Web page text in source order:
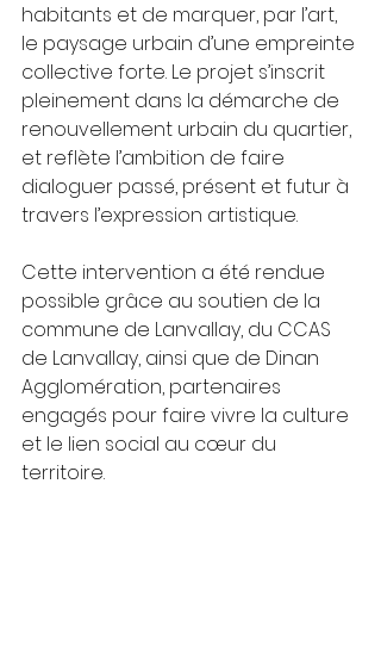
habitants et de marquer, par l’art,
le paysage urbain d’une empreinte
collective forte. Le projet s’inscrit
pleinement dans la démarche de
renouvellement urbain du quartier,
et reflète l’ambition de faire
dialoguer passé, présent et futur à
travers l’expression artistique.
Cette intervention a été rendue
possible grâce au soutien de la
commune de Lanvallay, du CCAS
de Lanvallay, ainsi que de Dinan
Agglomération, partenaires
engagés pour faire vivre la culture
et le lien social au cœur du
territoire.